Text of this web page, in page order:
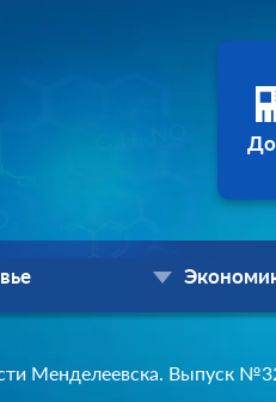
Менделеевска. Выпуск